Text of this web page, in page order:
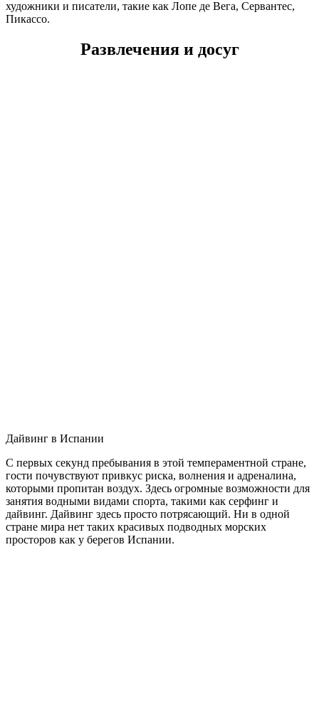
художники и писатели, такие как Лопе де Вега, Сервантес,
Пикассо.
Развлечения и досуг
Дайвинг в Испании
С первых секунд пребывания в этой темпераментной стране,
гости почувствуют привкус риска, волнения и адреналина,
которыми пропитан воздух. Здесь огромные возможности для
занятия водными видами спорта, такими как серфинг и
дайвинг. Дайвинг здесь просто потрясающий. Ни в одной
стране мира нет таких красивых подводных морских
просторов как у берегов Испании.